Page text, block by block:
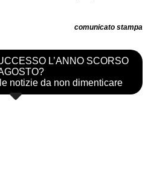
comunicato stampa
L’ANNO SCORSO
notizie da non dimenticare